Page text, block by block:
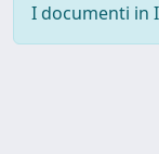
I documenti in